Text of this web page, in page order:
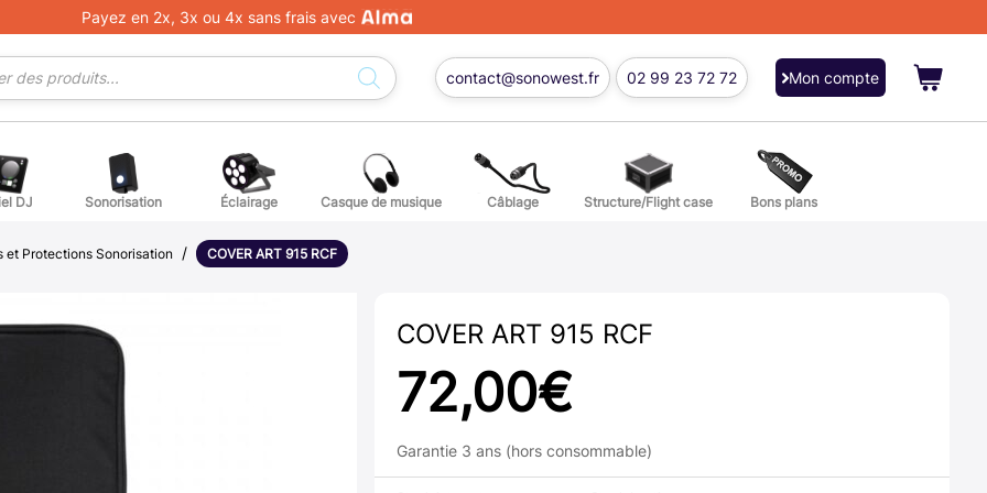
Payez en 2x, 3x ou 4x sans frais avec
contact@sonowest.fr 02 99 23 72 72 Mon compte
voix
détachées pour guitares et basses
DJ
DJ
Sonorisation Éclairage Casque de musique Câblage Structure/Flight case Bons plans
et Protections Sonorisation / COVER ART 915 RCF
COVER ART 915 RCF
72,00€
Garantie 3 ans (hors consommable)